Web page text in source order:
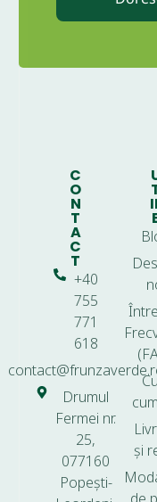
C
O
N
T
A
C
T
+40
755
771
618
Drumul
Fermei nr.
25,
077160
Popești-
și